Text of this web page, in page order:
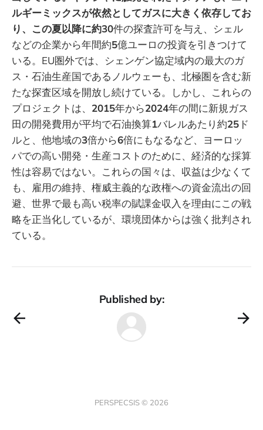
ルギーミックスが依然としてガスに大きく依存してお
り、この夏以降に約30件の探査許可を与え、シェル
などの企業から年間約5億ユーロの投資を引きつけて
いる。EU圏外では、シェンゲン協定域内の最大のガ
ス・石油生産国であるノルウェーも、北極圏を含む新
たな探査区域を開放し続けている。しかし、これらの
プロジェクトは、 2015年から2024年の間に新規ガス
田の開発費用が平均で石油換算1バレルあたり約25 ド
ルと、他地域の3倍から6倍にもなるなど、ヨーロッ
パでの高い開発・生産コストのために、経済的な採算
性は容易ではない。これらの国々は、収益は少なくて
も、雇用の維持、権威主義的な政権への資金流出の回
避、世界で最も高い税率の賦課金収入を理由にこの戦
略を正当化しているが、環境団体からは強く批判され
ている。
Published by:
PERSPECSIS © 2026